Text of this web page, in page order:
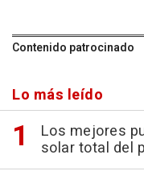
Contenido patrocinado
Lo más leído
Los mejores
solar total del